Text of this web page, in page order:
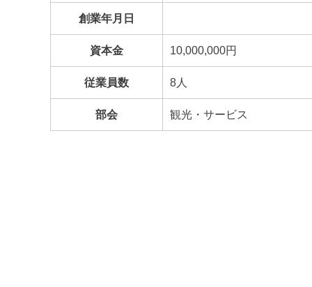
創業年月日
資本金 10,000,000円
従業員数 8人
部会 観光・サービス